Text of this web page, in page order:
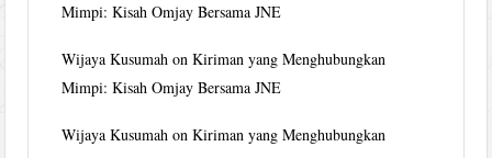
Mimpi: Kisah Omjay Bersama JNE
Wijaya Kusumah onKiriman yang Menghubungkan
Mimpi: Kisah Omjay Bersama JNE
Wijaya Kusumah onKiriman yang Menghubungkan